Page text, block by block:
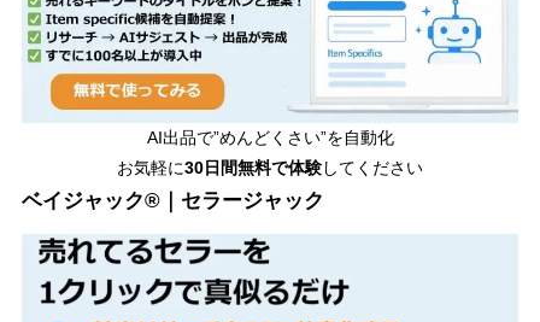
AI出品で”めんどくさい”を自動化
お気軽に30日間無料で体験してください
ベイジャック®｜セラージャック